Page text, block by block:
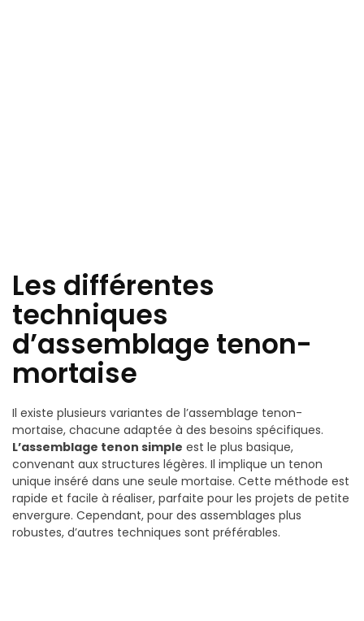
Les différentes
techniques
d’assemblage tenon-
mortaise
Il existe plusieurs variantes de l’assemblage tenon-
mortaise, chacune adaptée à des besoins spécifiques.
L’assemblage tenon simple est le plus basique,
convenant aux structures légères. Il implique un tenon
unique inséré dans une seule mortaise. Cette méthode est
rapide et facile à réaliser, parfaite pour les projets de petite
envergure. Cependant, pour des assemblages plus
robustes, d’autres techniques sont préférables.